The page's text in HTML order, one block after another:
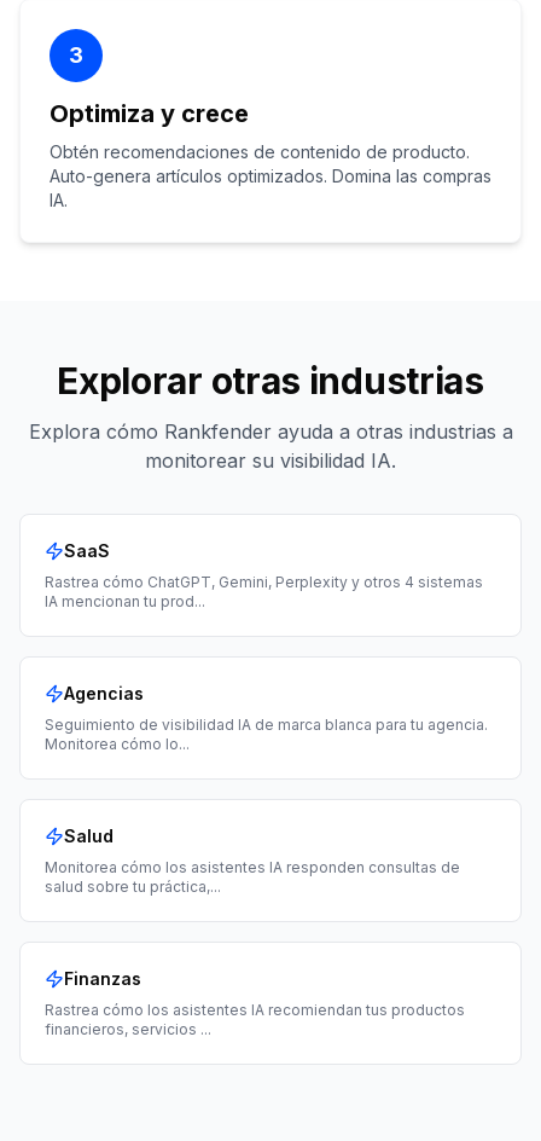
3
Optimiza y crece
Obtén recomendaciones de contenido de producto.
Auto-genera artículos optimizados. Domina las compras
IA.
Explorar otras industrias
Explora cómo Rankfender ayuda a otras industrias a
monitorear su visibilidad IA.
SaaS
Rastrea cómo ChatGPT, Gemini, Perplexity y otros 4 sistemas
IA mencionan tu prod...
Agencias
Seguimiento de visibilidad IA de marca blanca para tu agencia.
Monitorea cómo lo...
Salud
Monitorea cómo los asistentes IA responden consultas de
salud sobre tu práctica,...
Finanzas
Rastrea cómo los asistentes IA recomiendan tus productos
financieros, servicios ...